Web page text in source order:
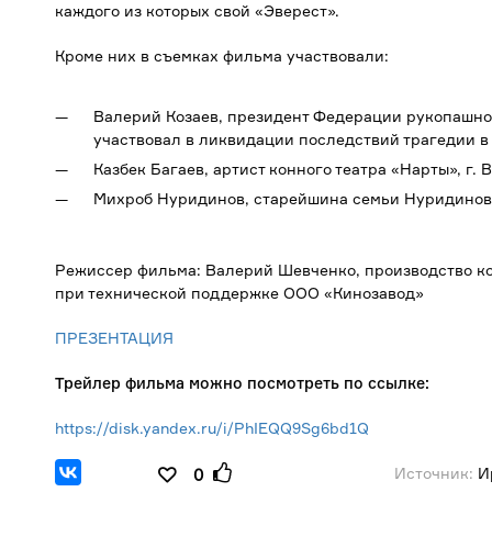
каждого из которых свой «Эверест».
Кроме них в съемках фильма участвовали:
Валерий Козаев, президент Федерации
участвовал в ликвидации последствий трагедии
Казбек Багаев, артист конного театра «Нарты», г.
Михроб Нуридинов, старейшина семьи
Режиссер фильма: Валерий Шевченко, производство
при технической поддержке ООО «Кинозавод»
ПРЕЗЕНТАЦИЯ
Трейлер фильма можно посмотреть по ссылке:
https://disk.yandex.ru/i/PhIEQQ9Sg6bd1Q
0 Источник: